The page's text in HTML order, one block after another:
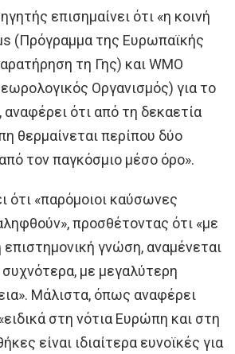
επισημαίνει ότι «η κοινή
(Πρόγραμμα της Ευρωπαϊκής
τη Γης) και WMO
Οργανισμός) για το
ότι από τη δεκαετία
θερμαίνεται περίπου δύο
τον παγκόσμιο μέσο όρο».
ότι «παρόμοιοι καύσωνες
προσθέτοντας ότι «με
γνώση, αναμένεται
με μεγαλύτερη
Μάλιστα, όπως αναφέρει
στη νότια Ευρώπη και στη
είναι ιδιαίτερα ευνοϊκές για